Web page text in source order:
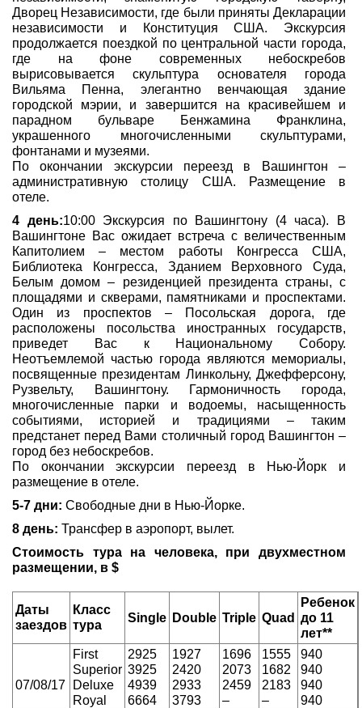
Дворец Независимости, где были приняты Декларации
независимости и Конституция США. Экскурсия
продолжается поездкой по центральной части города,
где на фоне современных небоскребов
вырисовывается скульптура основателя города
Вильяма Пенна, элегантно венчающая здание
городской мэрии, и завершится на красивейшем и
парадном бульваре Бенжамина Франклина,
украшенного многочисленными скульптурами,
фонтанами и музеями.
По окончании экскурсии переезд в Вашингтон –
административную столицу США. Размещение в
отеле.
4 день:10:00 Экскурсия по Вашингтону (4 часа). В
Вашингтоне Вас ожидает встреча с величественным
Капитолием – местом работы Конгресса США,
Библиотека Конгресса, Зданием Верховного Суда,
Белым домом – резиденцией президента страны, с
площадями и скверами, памятниками и проспектами.
Один из проспектов – Посольская дорога, где
расположены посольства иностранных государств,
приведет Вас к Национальному Собору.
Неотъемлемой частью города являются мемориалы,
посвященные президентам Линкольну, Джефферсону,
Рузвельту, Вашингтону. Гармоничность города,
многочисленные парки и водоемы, насыщенность
событиями, историей и традициями – таким
предстанет перед Вами столичный город Вашингтон –
город без небоскребов.
По окончании экскурсии переезд в Нью-Йорк и
размещение в отеле.
5-7 дни: Свободные дни в Нью-Йорке.
8 день: Трансфер в аэропорт, вылет.
Стоимость тура на человека, при двухместном
размещении, в $
Даты
заездов
Класс
тура
Single Double Triple Quad
Ребенок
до 11
лет**
07/08/17
First
Superior
Deluxe
Royal
2925
3925
4939
6664
1927
2420
2933
3793
1696
2073
2459
–
1555
1682
2183
–
940
940
940
940